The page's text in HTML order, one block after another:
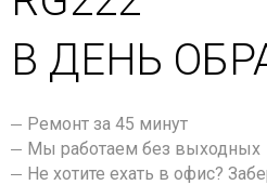
В ДЕНЬ
Ремонт за 45 минут
Мы работаем без выходных
Не хотите ехать в офис?